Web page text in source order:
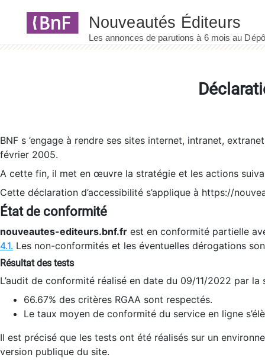
BNF s ’engage à rendre ses sites internet, intranet,
février 2005.
A cette fin, il met en œuvre la stratégie et les actions
Cette déclaration d’accessibilité s’applique à https://
État de conformité
nouveautes-editeurs.bnf.fr est en conformité partielle
4.1. Les non-conformités et les éventuelles dérogations
Résultat des tests
L’audit de conformité réalisé en date du 09/11/2022 par
66.67% des critères RGAA sont respectés.
Le taux moyen de conformité du service en ligne
Il est précisé que les tests ont été réalisés sur un
version publique du site.